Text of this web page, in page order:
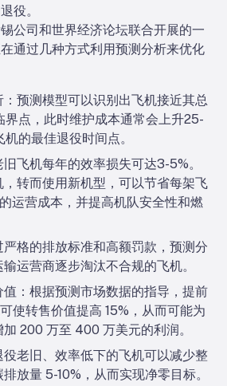
役。
公司和世界经济论坛联合开展的一
通过几种方式利用预测分析来优化
预测模型可以识别出飞机接近其总
点，此时维护成本通常会上升25-
的最佳退役时间点。
旧飞机每年的效率损失可达3-5%。
转而使用新机型，可以节省每架飞
运营成本，并提高机队安全性和燃
严格的排放标准和高额罚款，预测分
运营商逐步淘汰不合规的飞机。
： 根据预测市场数据的指导，提前
使转售价值提高 15%，从而可能为
200 万至 400 万美元的利润。
役老旧、效率低下的飞机可以减少整
放量 5-10%，从而实现净零目标。